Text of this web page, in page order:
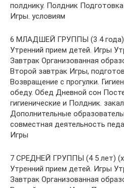
полднику. Полдник Подготовка
Игры. условиям
6 МЛАДШЕЙ ГРУППЫ (3 4 года)
Утренний прием детей. Игры
Завтрак Организованная
Второй завтрак Игры,
Возвращение с прогулки.
обеду. Обед Дневной сон
гигиенические и Полдник.
Дополнительные
совместная деятельность
Игры
7 СРЕДНЕЙ ГРУППЫ (4 5 лет)
Утренний прием детей. Игры
Завтрак Организованная